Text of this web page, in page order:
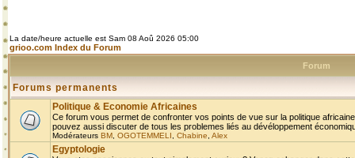
La date/heure actuelle est Sam 08 Aoû 2026 05:00
grioo.com Index du Forum
Forum
Forums permanents
Politique & Economie Africaines
Ce forum vous permet de confronter vos points de vue sur la politique
pouvez aussi discuter de tous les problemes liés au dévéloppement
Modérateurs BM OGOTEMMELI Chabine Alex
Egyptologie